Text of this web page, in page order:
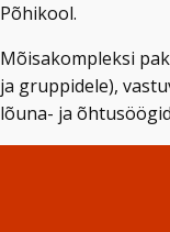
Põhikool.
Mõisakompleksi
ja gruppidele),
lõuna- ja